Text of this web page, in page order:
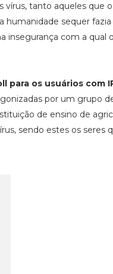
vírus, tanto aqueles que o
sequer fazia
insegurança com a qual
para os usuários com
por um grupo
de ensino de
sendo estes os seres